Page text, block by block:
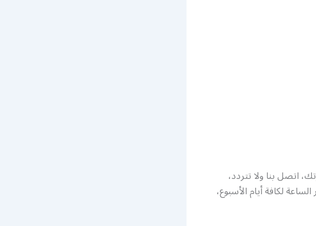
اتصل بنا ولا تتردد،
لكافة أيام الأسبوع،